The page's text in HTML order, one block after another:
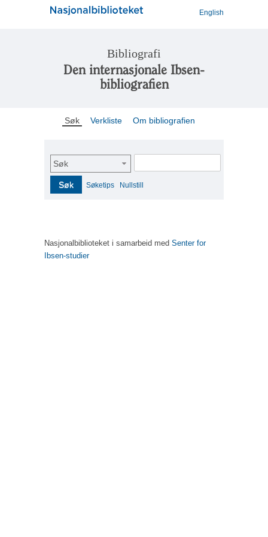
English
Bibliografi
Den internasjonale Ibsen-
bibliografien
Søk Verkliste Om bibliografien
Søk
Søk Søketips Nullstill
Nasjonalbiblioteket i samarbeid med Senter for
Ibsen-studier